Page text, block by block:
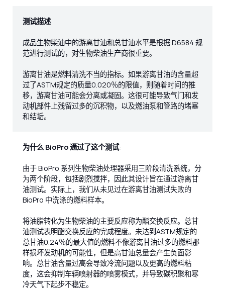
测试描述
成品生物柴油中的游离甘油和总甘油水平是根据 D6584 规
范进行测试的，对生物柴油生产商很重要。
游离甘油是燃料清洗不当的指标。如果游离甘油的含量超
过了ASTM规定的质量0.020％的限值，则随着时间的推
移，游离甘油可能会分离或凝固。这很可能导致气门和发
动机部件上残留过多的沉积物，以及燃油泵和管路的堵塞
和结垢。
为什么 BioPro 通过了这个测试:
由于 BioPro 系列生物柴油处理器采用三阶段清洗系统，分
为两个阶段，包括剧烈搅拌，因此其设计旨在通过游离甘
油测试。实际上，我们从未见过在游离甘油测试失败的
BioPro 中洗涤的燃料样本。
将油脂转化为生物柴油的主要反应称为酯交换反应。总甘
油测试表明酯交换反应的完成程度。未达到ASTM规定的
总甘油0.24％的最大值的燃料不像游离甘油过多的燃料那
样损坏发动机的可能性，但是高甘油总量会产生负面影
响。总甘油含量过高会导致冷流问题以及更高的燃料粘
度，这会抑制车辆喷射器的喷雾模式，并导致碳积聚和寒
冷天气下起步不稳定。